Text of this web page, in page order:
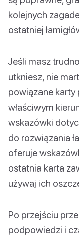
kolejnych
ostatniej
Jeśli masz
utkniesz, nie
powiązane karty
właściwym
wskazówki
do rozwiązania
oferuje
ostatnia karta
używaj ich
Po przejściu
podpowiedzi i